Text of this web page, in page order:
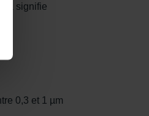
signifie
0,3 et 1 µm